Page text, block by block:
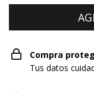
Compra
Tus datos